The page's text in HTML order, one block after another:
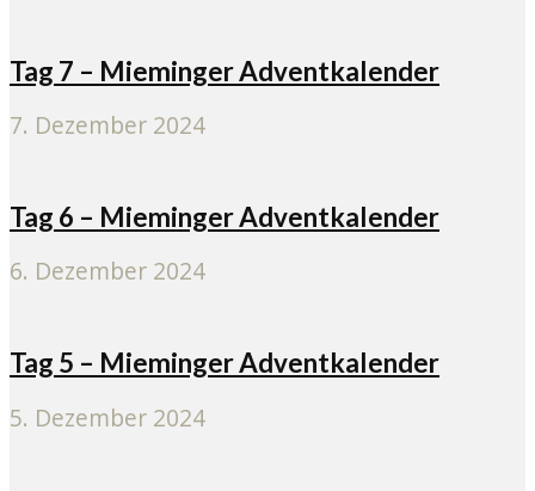
Tag 7 – Mieminger Adventkalender
7. Dezember 2024
Tag 6 – Mieminger Adventkalender
6. Dezember 2024
Tag 5 – Mieminger Adventkalender
5. Dezember 2024